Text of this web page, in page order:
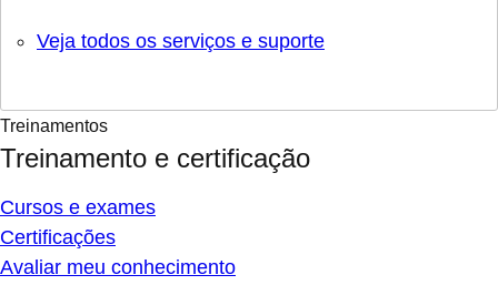
Veja todos os serviços e suporte
Treinamentos
Treinamento e certificação
Cursos e exames
Certificações
Avaliar meu conhecimento